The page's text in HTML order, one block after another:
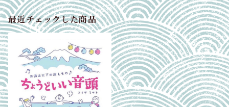
最近チェックした商品